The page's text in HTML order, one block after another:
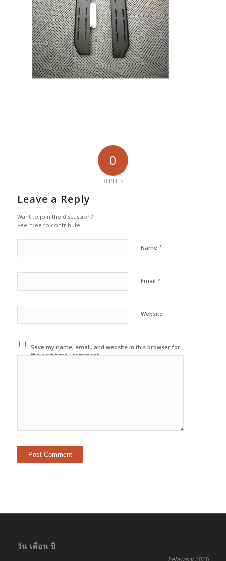
0
REPLIES
Leave a Reply
Want to join the discussion?
Feel free to contribute!
Name *
Email *
Website
Save my name, email, and website in this browser for
the next time I comment.
วัน เดือน ปี
February 2026